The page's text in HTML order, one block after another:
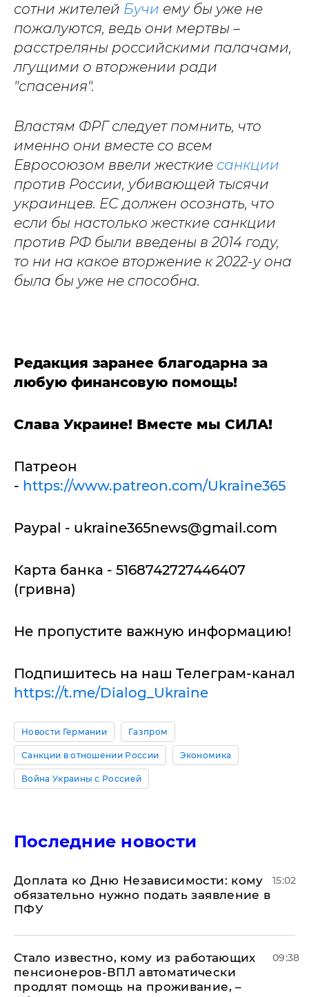
сотни жителей Бучи ему бы уже не
пожалуются, ведь они мертвы –
расстреляны российскими палачами,
лгущими о вторжении ради
"спасения".
Властям ФРГ следует помнить, что
именно они вместе со всем
Евросоюзом ввели жесткие санкции
против России, убивающей тысячи
украинцев. ЕС должен осознать, что
если бы настолько жесткие санкции
против РФ были введены в 2014 году,
то ни на какое вторжение к 2022-у она
была бы уже не способна.
Редакция заранее благодарна за
любую финансовую помощь!
Слава Украине! Вместе мы СИЛА!
Патреон
- https://www.patreon.com/Ukraine365
Paypal - ukraine365news@gmail.com
Карта банка - 5168742727446407
(гривна)
Не пропустите важную информацию!
Подпишитесь на наш Телеграм-канал
https://t.me/Dialog_Ukraine
Новости Германии Газпром
Санкции в отношении России Экономика
Война Украины с Россией
Последние новости
Доплата ко Дню Независимости: кому
обязательно нужно подать заявление в
ПФУ
15:02
Стало известно, кому из работающих
пенсионеров-ВПЛ автоматически
продлят помощь на проживание, –
09:38